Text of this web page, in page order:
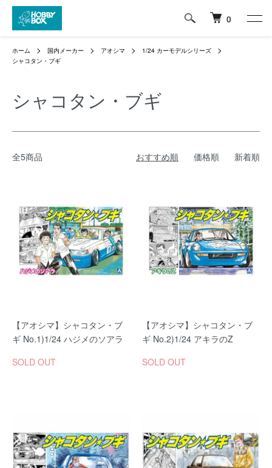
0
ホーム 国内メーカー アオシマ
1/24 カーモデルシリーズ
シャコタン・ブギ
シャコタン・ブギ
全5商品 おすすめ順 価格順 新着順
【アオシマ】シャコタン・ブ
ギ No.1)1/24 ハジメのソアラ
SOLD OUT
【アオシマ】シャコタン・ブ
ギ No.2)1/24 アキラのZ
SOLD OUT